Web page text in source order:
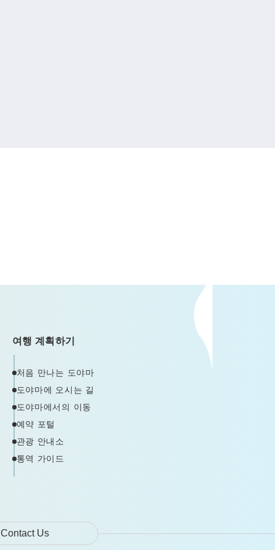
여행 계획하기
처음 만나는 도야마
도야마에 오시는 길
도야마에서의 이동
예약 포털
관광 안내소
통역 가이드
Contact Us